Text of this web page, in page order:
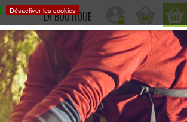
Désactiver les cookies
LA BOUTIQUE